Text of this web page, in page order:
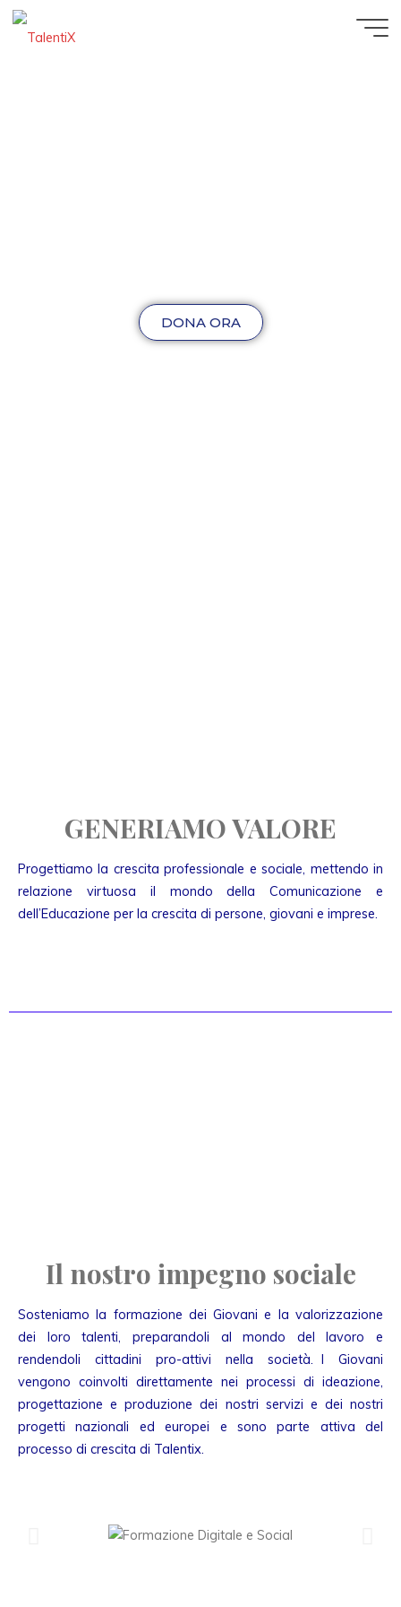
DONA ORA
GENERIAMO VALORE
Progettiamo la crescita professionale e sociale, mettendo in
relazione virtuosa il mondo della Comunicazione e
dell’Educazione per la crescita di persone, giovani e imprese.
Il nostro impegno sociale
Sosteniamo la formazione dei Giovani e la valorizzazione
dei loro talenti, preparandoli al mondo del lavoro e
rendendoli cittadini pro-attivi nella società. I Giovani
vengono coinvolti direttamente nei processi di ideazione,
progettazione e produzione dei nostri servizi e dei nostri
progetti nazionali ed europei e sono parte attiva del
processo di crescita di Talentix.